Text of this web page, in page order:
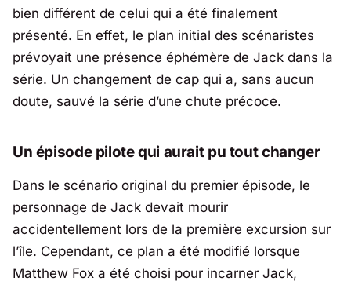
bien différent de celui qui a été finalement
présenté. En effet, le plan initial des scénaristes
prévoyait une présence éphémère de Jack dans la
série. Un changement de cap qui a, sans aucun
doute, sauvé la série d’une chute précoce.
Un épisode pilote qui aurait pu tout changer
Dans le scénario original du premier épisode, le
personnage de Jack devait mourir
accidentellement lors de la première excursion sur
l’île. Cependant, ce plan a été modifié lorsque
Matthew Fox a été choisi pour incarner Jack,